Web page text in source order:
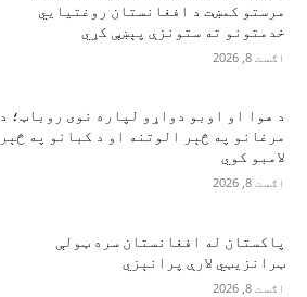
مرستو کمښت د افغانستان روغتیايي
خدمتونو ته ستونزې پېښې کړي
اګست 8, 2026
د هوا او اوبو دواړو لپاره نوی روباټ؛ د
مرغانو په څېر الوتنه او د کبانو په څېر
لامبو کوي
اګست 8, 2026
پاکستان له افغانستان سره ټولې
ټرانزیټي لارې پرانېزي
اګست 8, 2026